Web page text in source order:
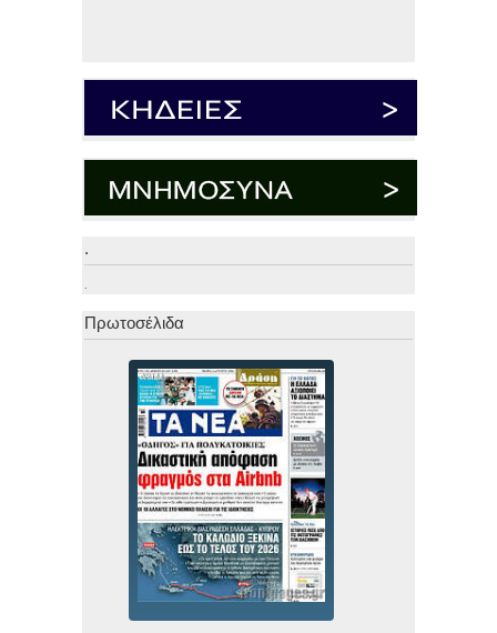
.
.
Πρωτοσέλιδα